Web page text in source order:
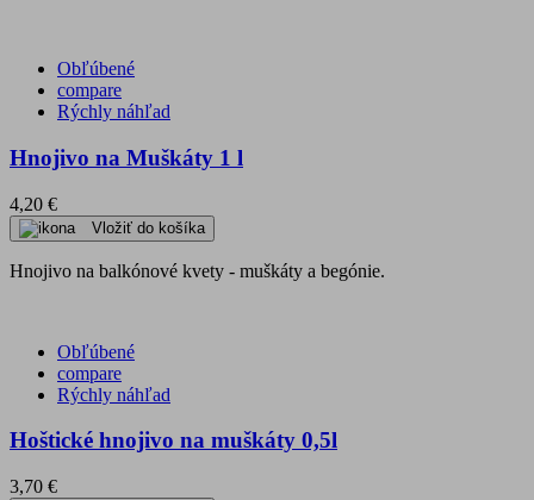
Obľúbené
compare
Rýchly náhľad
Hnojivo na Muškáty 1 l
4,20 €
Vložiť do košíka
Hnojivo na balkónové kvety - muškáty a begónie.
Obľúbené
compare
Rýchly náhľad
Hoštické hnojivo na muškáty 0,5l
3,70 €